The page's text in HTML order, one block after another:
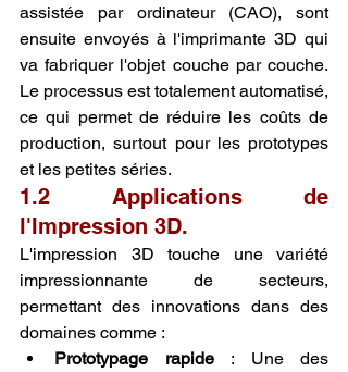
assistée par ordinateur (CAO), sont
ensuite envoyés à l'imprimante 3D qui
va fabriquer l'objet couche par couche.
Le processus est totalement automatisé,
ce qui permet de réduire les coûts de
production, surtout pour les prototypes
et les petites séries.
1.2 Applications de
l'Impression 3D.
L'impression 3D touche une variété
impressionnante de secteurs,
permettant des innovations dans des
domaines comme :
Prototypage rapide : Une des